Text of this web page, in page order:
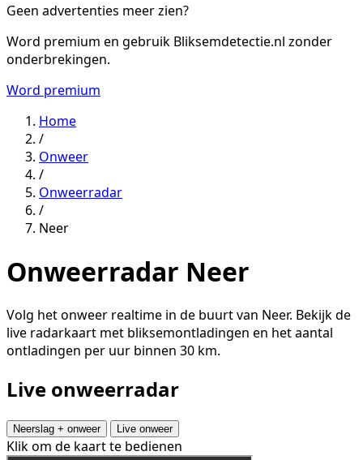
Geen advertenties meer zien?
Word premium en gebruik Bliksemdetectie.nl zonder
onderbrekingen.
Word premium
Home
/
Onweer
/
Onweerradar
/
Neer
Onweerradar Neer
Volg het onweer realtime in de buurt van Neer. Bekijk de
live radarkaart met bliksemontladingen en het aantal
ontladingen per uur binnen 30 km.
Live onweerradar
Neerslag + onweer Live onweer
Klik om de kaart te bedienen